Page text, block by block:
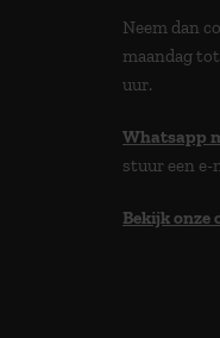
Neem dan
maandag
uur.
Whatsapp
stuur een e-
Bekijk onze